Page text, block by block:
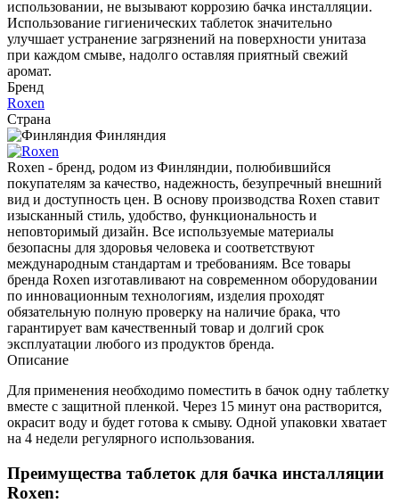
использовании, не вызывают коррозию бачка инсталляции.
Использование гигиенических таблеток значительно
улучшает устранение загрязнений на поверхности унитаза
при каждом смыве, надолго оставляя приятный свежий
аромат.
Бренд
Roxen
Страна
Финляндия
Roxen - бренд, родом из Финляндии, полюбившийся
покупателям за качество, надежность, безупречный внешний
вид и доступность цен. В основу производства Roxen ставит
изысканный стиль, удобство, функциональность и
неповторимый дизайн. Все используемые материалы
безопасны для здоровья человека и соответствуют
международным стандартам и требованиям. Все товары
бренда Roxen изготавливают на современном оборудовании
по инновационным технологиям, изделия проходят
обязательную полную проверку на наличие брака, что
гарантирует вам качественный товар и долгий срок
эксплуатации любого из продуктов бренда.
Описание
Для применения необходимо поместить в бачок одну таблетку
вместе с защитной пленкой. Через 15 минут она растворится,
окрасит воду и будет готова к смыву. Одной упаковки хватает
на 4 недели регулярного использования.
Преимущества таблеток для бачка инсталляции
Roxen: